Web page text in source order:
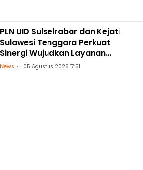
PLN UID Sulselrabar dan Kejati
Sulawesi Tenggara Perkuat
Sinergi Wujudkan Layanan
Kelistrikan Andal dengan
News 05 Agustus 2026 17:51